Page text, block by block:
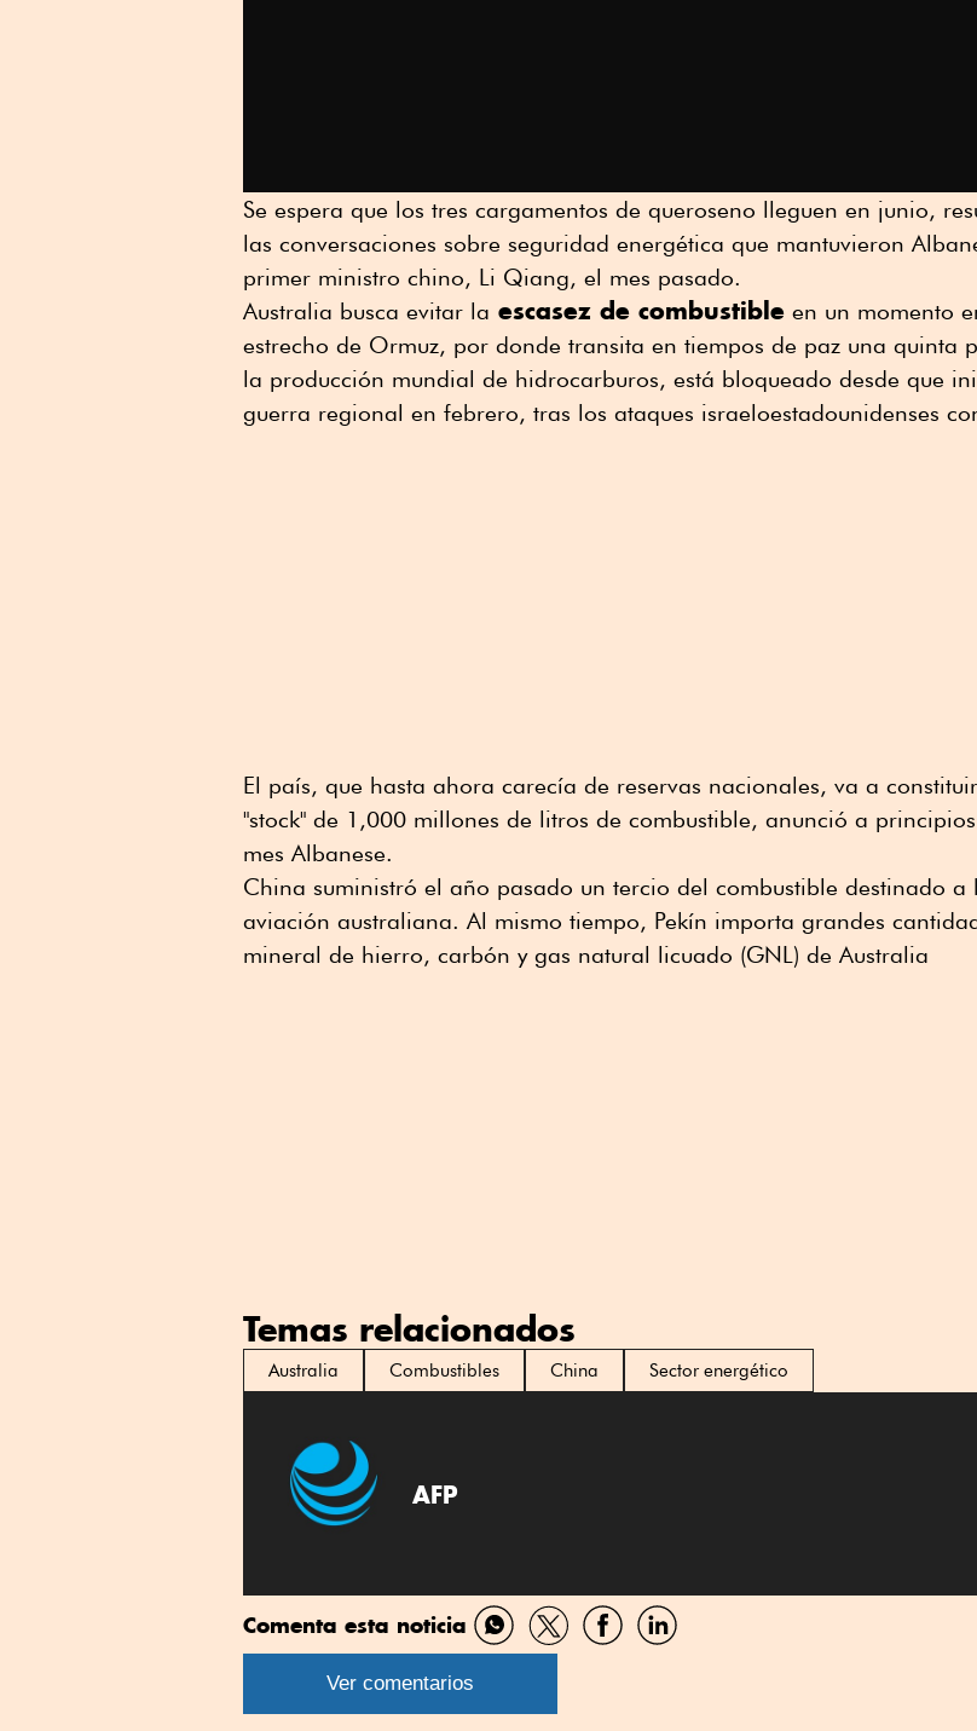
Se espera que los tres cargamentos de queroseno lleguen en junio,
las conversaciones sobre seguridad energética que mantuvieron
primer ministro chino, Li Qiang, el mes pasado.
Australia busca evitar la escasez de combustible en un momento
estrecho de Ormuz, por donde transita en tiempos de paz una quinta
la producción mundial de hidrocarburos, está bloqueado desde que
guerra regional en febrero, tras los ataques israeloestadounidenses
El país, que hasta ahora carecía de reservas nacionales, va a
"stock" de 1,000 millones de litros de combustible, anunció a
mes Albanese.
China suministró el año pasado un tercio del combustible destinado a
aviación australiana. Al mismo tiempo, Pekín importa grandes
mineral de hierro, carbón y gas natural licuado (GNL) de Australia
Temas relacionados
Australia Combustibles China Sector energético
AFP
Comenta esta noticia
Compartir
por
Compartir
por
CompartirCompartir
Ver comentarios